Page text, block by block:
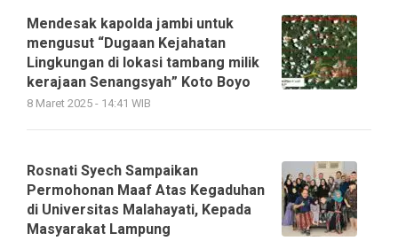
Mendesak kapolda jambi untuk
mengusut “Dugaan Kejahatan
Lingkungan di lokasi tambang milik
kerajaan Senangsyah” Koto Boyo
8 Maret 2025 - 14:41 WIB
Rosnati Syech Sampaikan
Permohonan Maaf Atas Kegaduhan
di Universitas Malahayati, Kepada
Masyarakat Lampung